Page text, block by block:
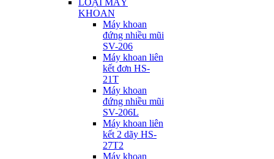
LOẠI MÁY
KHOAN
Máy khoan
đứng nhiều mũi
SV-206
Máy khoan liên
kết đơn HS-
21T
Máy khoan
đứng nhiều mũi
SV-206L
Máy khoan liên
kết 2 dãy HS-
27T2
Máy khoan